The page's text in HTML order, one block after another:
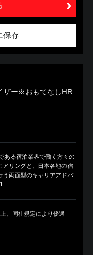
保存
ザー※おもてなしHR
ある宿泊業界で働く方々の
アリングと、日本各地の宿
う両面型のキャリアアドバ
、同社規定により優遇